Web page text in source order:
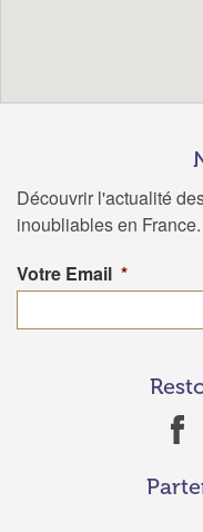
Découvrir l'actualité
inoubliables en France.
Votre Email *